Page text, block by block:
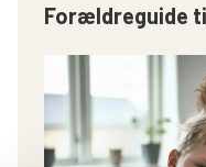
Forældreguide